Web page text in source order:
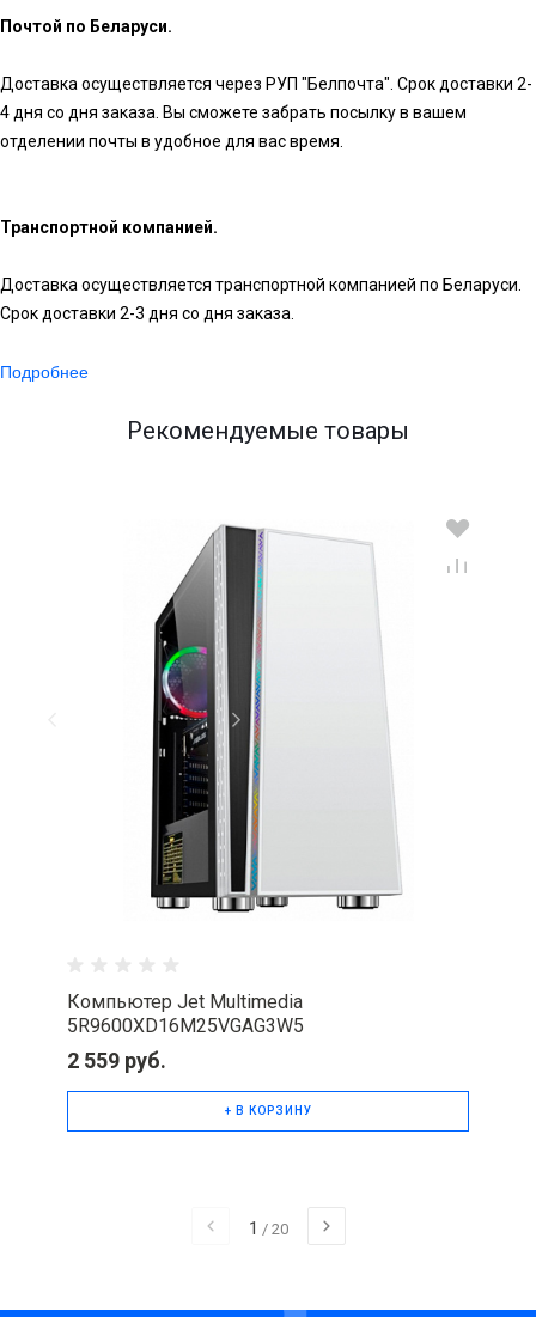
Почтой по Беларуси.
Доставка осуществляется через РУП "Белпочта". Срок доставки 2-
4 дня со дня заказа. Вы сможете забрать посылку в вашем
отделении почты в удобное для вас время.
Транспортной компанией.
Доставка осуществляется транспортной компанией по Беларуси.
Срок доставки 2-3 дня со дня заказа.
Подробнее
Рекомендуемые товары
Компьютер Jet Multimedia
5R9600XD16M25VGAG3W5
2 559 руб.
+ В КОРЗИНУ
1 / 20